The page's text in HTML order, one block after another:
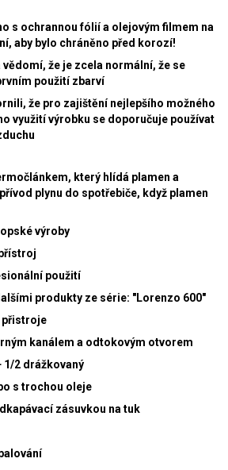
s ochrannou fólií a olejovým filmem na
aby bylo chráněno před korozí!
že je zcela normální, že se
použití zbarví
že pro zajištění nejlepšího možného
využití výrobku se doporučuje používat
který hlídá plamen a
plynu do spotřebiče, když plamen
výroby
použití
produkty ze série: "Lorenzo 600"
přistroje
kanálem a odtokovým otvorem
1/2 drážkovaný
s trochou oleje
zásuvkou na tuk